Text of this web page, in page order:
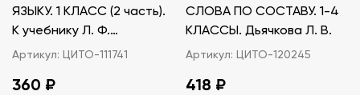
ЯЗЫКУ. 1 КЛАСС (2 часть).
К учебнику Л. Ф.
Климановой, С. Г.
Артикул: ЦИТО-111741
360 ₽
СЛОВА ПО СОСТАВУ. 1-4
КЛАССЫ. Дьячкова Л. В.
Артикул: ЦИТО-120245
418 ₽